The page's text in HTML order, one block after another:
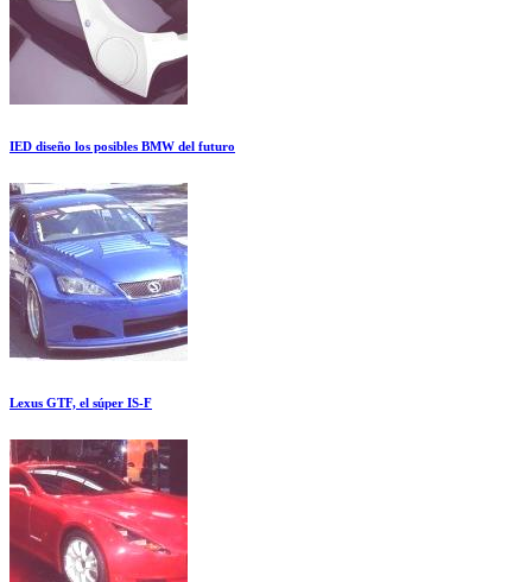
IED diseño los posibles BMW del futuro
Lexus GTF, el súper IS-F